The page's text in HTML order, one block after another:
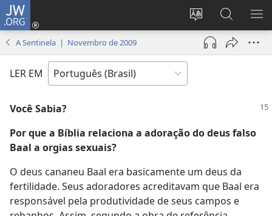
JW.ORG
Mudar
idioma
Log
(abre
janela)
Buscar
no
JW.ORG
A Sentinela | Novembro de 2009
LER EM
Você Sabia?
Por que a Bíblia relaciona a adoração do deus falso
Baal a orgias sexuais?
O deus cananeu Baal era basicamente um deus da
fertilidade. Seus adoradores acreditavam que Baal era
responsável pela produtividade de seus campos e